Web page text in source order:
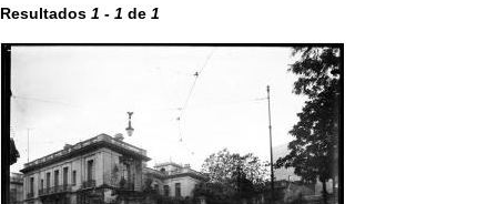
Resultados 1 - 1 de 1